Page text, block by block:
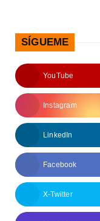
SÍGUEME
YouTube
Instagram
LinkedIn
Facebook
X-Twitter